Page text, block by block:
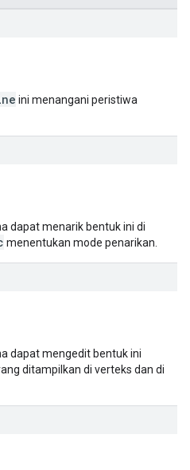
ini menangani peristiwa
dapat menarik bentuk ini di
menentukan mode penarikan.
dapat mengedit bentuk ini
ditampilkan di verteks dan di